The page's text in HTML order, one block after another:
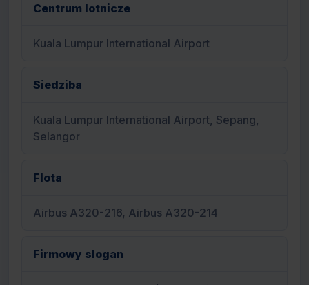
Centrum lotnicze
Kuala Lumpur International Airport
Siedziba
Kuala Lumpur International Airport, Sepang,
Selangor
Flota
Airbus A320-216, Airbus A320-214
Firmowy slogan